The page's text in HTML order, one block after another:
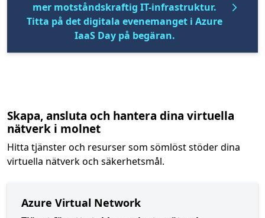
mer motståndskraftig IT-infrastruktur.
Titta på det digitala evenemanget i Azure
IaaS Day på begäran.
Skapa, ansluta och hantera dina virtuella
nätverk i molnet
Hitta tjänster och resurser som sömlöst stöder dina
virtuella nätverk och säkerhetsmål.
Azure Virtual Network